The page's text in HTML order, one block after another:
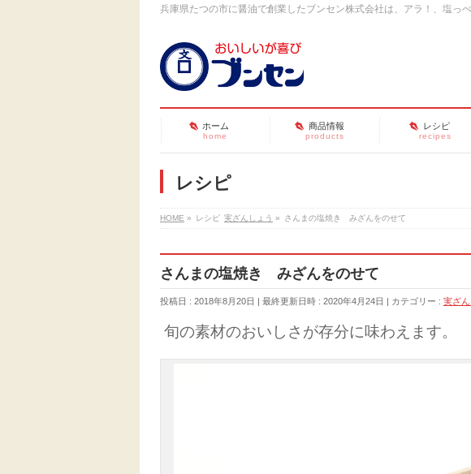
兵庫県たつの市に醤油で創業したブンセン株式会社は、アラ！、塩っ
ホーム
home
商品情報
products
レシピ
recipes
レシピ
HOME » レシピ 実ざんしょう » さんまの塩焼き みざんをのせて
さんまの塩焼き みざんをのせて
投稿日 : 2018年8月20日 最終更新日時 : 2020年4月24日 カテゴリー : 実ざん
旬の素材のおいしさが存分に味わえます。